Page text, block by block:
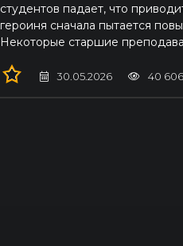
студентов падает, что
героиня сначала пытается
Некоторые старшие
30.05.2026 40 606